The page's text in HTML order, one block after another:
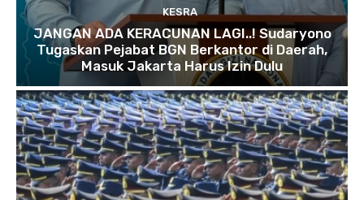
KESRA
JANGAN ADA KERACUNAN LAGI..! Sudaryono
Tugaskan Pejabat BGN Berkantor di Daerah,
Masuk Jakarta Harus Izin Dulu